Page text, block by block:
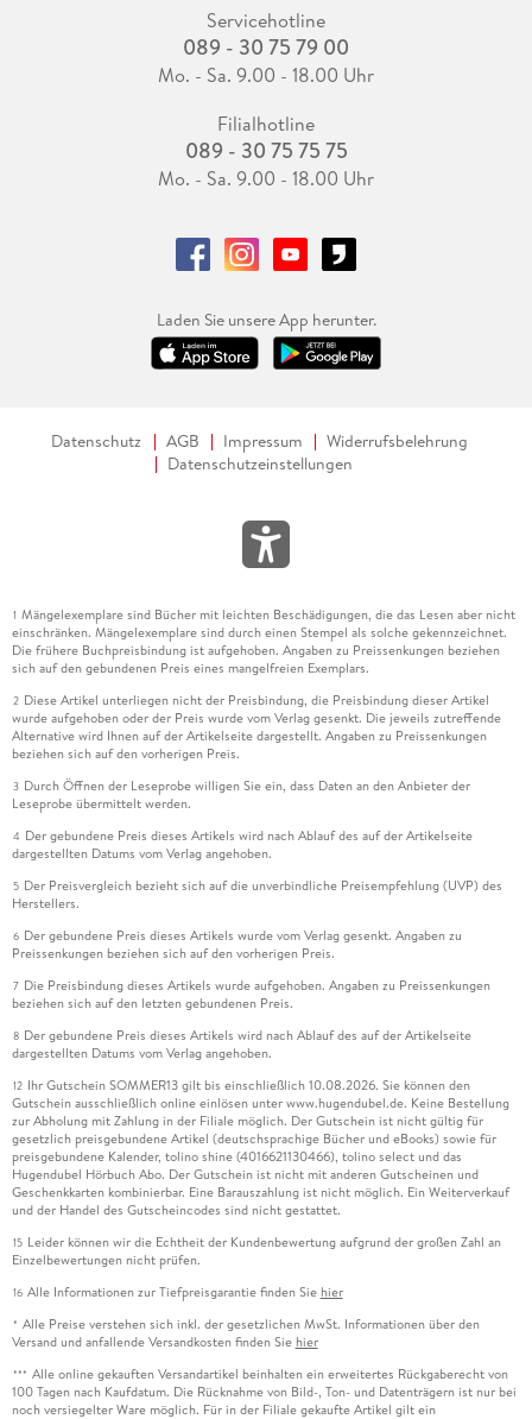
Servicehotline
089 - 30 75 79 00
Mo. - Sa. 9.00 - 18.00 Uhr
Filialhotline
089 - 30 75 75 75
Mo. - Sa. 9.00 - 18.00 Uhr
Laden Sie unsere App herunter.
Datenschutz AGB Impressum
Widerrufsbelehrung
Datenschutzeinstellungen
1 Mängelexemplare sind Bücher mit leichten Beschädigungen, die das Lesen aber nicht
einschränken. Mängelexemplare sind durch einen Stempel als solche gekennzeichnet.
Die frühere Buchpreisbindung ist aufgehoben. Angaben zu Preissenkungen beziehen
sich auf den gebundenen Preis eines mangelfreien Exemplars.
2 Diese Artikel unterliegen nicht der Preisbindung, die Preisbindung dieser Artikel
wurde aufgehoben oder der Preis wurde vom Verlag gesenkt. Die jeweils zutreffende
Alternative wird Ihnen auf der Artikelseite dargestellt. Angaben zu Preissenkungen
beziehen sich auf den vorherigen Preis.
3 Durch Öffnen der Leseprobe willigen Sie ein, dass Daten an den Anbieter der
Leseprobe übermittelt werden.
4 Der gebundene Preis dieses Artikels wird nach Ablauf des auf der Artikelseite
dargestellten Datums vom Verlag angehoben.
5 Der Preisvergleich bezieht sich auf die unverbindliche Preisempfehlung (UVP) des
Herstellers.
6 Der gebundene Preis dieses Artikels wurde vom Verlag gesenkt. Angaben zu
Preissenkungen beziehen sich auf den vorherigen Preis.
7 Die Preisbindung dieses Artikels wurde aufgehoben. Angaben zu Preissenkungen
beziehen sich auf den letzten gebundenen Preis.
8 Der gebundene Preis dieses Artikels wird nach Ablauf des auf der Artikelseite
dargestellten Datums vom Verlag angehoben.
12 Ihr Gutschein SOMMER13 gilt bis einschließlich 10.08.2026. Sie können den
Gutschein ausschließlich online einlösen unter www.hugendubel.de. Keine Bestellung
zur Abholung mit Zahlung in der Filiale möglich. Der Gutschein ist nicht gültig für
gesetzlich preisgebundene Artikel (deutschsprachige Bücher und eBooks) sowie für
preisgebundene Kalender, tolino shine (4016621130466), tolino select und das
Hugendubel Hörbuch Abo. Der Gutschein ist nicht mit anderen Gutscheinen und
Geschenkkarten kombinierbar. Eine Barauszahlung ist nicht möglich. Ein Weiterverkauf
und der Handel des Gutscheincodes sind nicht gestattet.
15 Leider können wir die Echtheit der Kundenbewertung aufgrund der großen Zahl an
Einzelbewertungen nicht prüfen.
16 Alle Informationen zur Tiefpreisgarantie finden Sie hier
* Alle Preise verstehen sich inkl. der gesetzlichen MwSt. Informationen über den
Versand und anfallende Versandkosten finden Sie hier
*** Alle online gekauften Versandartikel beinhalten ein erweitertes Rückgaberecht von
100 Tagen nach Kaufdatum. Die Rücknahme von Bild-, Ton- und Datenträgern ist nur bei
noch versiegelter Ware möglich. Für in der Filiale gekaufte Artikel gilt ein